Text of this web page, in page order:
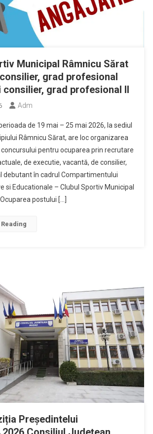
Municipal Râmnicu Sărat
grad profesional
consilier, grad profesional II
Adm
de 19 mai – 25 mai 2026, la sediul
Râmnicu Sărat, are loc organizarea
pentru ocuparea prin recrutare
de executie, vacantă, de consilier,
debutant în cadrul Compartimentului
si Educationale – Clubul Sportiv Municipal
postului […]
Președintelui